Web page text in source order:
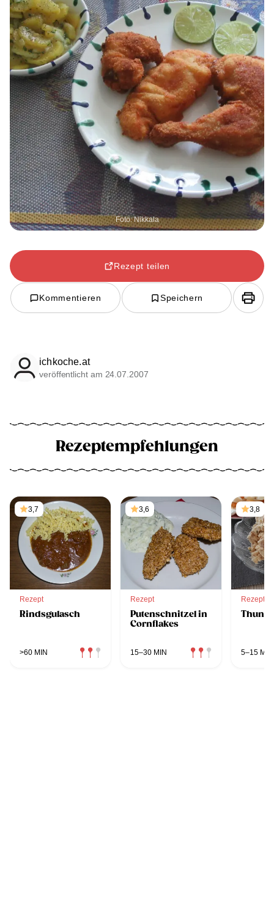
Foto: Nikkala
Rezept teilen
Kommentieren Speichern
ichkoche.at
veröffentlicht am 24.07.2007
Rezeptempfehlungen
3,7
Rezept
Rindsgulasch
>60 MIN
3,6
Rezept
Putenschnitzel in
Cornflakes
15–30 MIN
3,8
Rezept
5–15 MIN